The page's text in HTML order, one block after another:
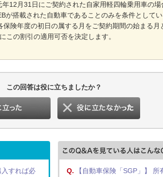
31日にご契約された自家用軽四輪乗用車の場
された自動車であることのみを条件としてい
年度の初日の属する月をご契約期間の始まる月
割引の適用可否を決定します。
この回答は役に立ちましたか？
すれば必
Q.
【自動車保険「SGP」】